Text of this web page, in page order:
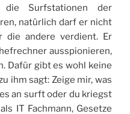
Surfstationen der
natürlich darf er nicht
die andere verdient. Er
ausspionieren,
Dafür gibt es wohl keine
ihm sagt: Zeige mir, was
an surft oder du kriegst
IT Fachmann, Gesetze